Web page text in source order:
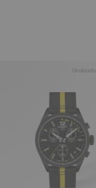
Grabado